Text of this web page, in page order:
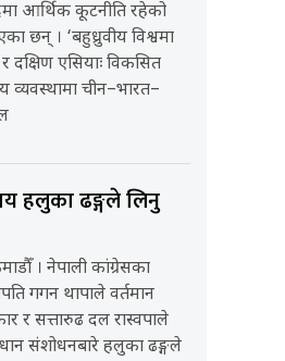
आर्थिक कूटनीति रहेको
छन् । ‘बहुध्रुवीय विश्वमा
दक्षिण एसियाः विकसित
व्यवस्थामा चीन–भारत–
हलुका ढङ्गले लिनु
। नेपाली कांग्रेसका
गगन थापाले वर्तमान
र सत्तारुढ दल रास्वपाले
संशोधनबारे हलुका ढङ्गले